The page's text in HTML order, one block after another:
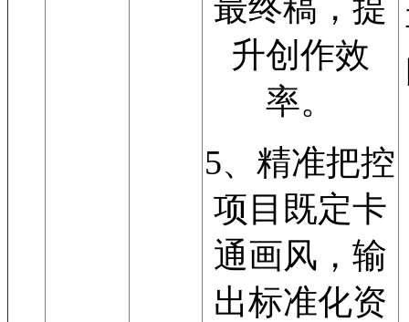
最终稿，提
升创作效
率。
5、精准把控
项目既定卡
通画风，输
出标准化资